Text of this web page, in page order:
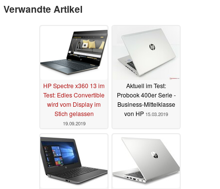
Verwandte Artikel
HP Spectre x360 13 im
Test: Edles Convertible
wird vom Display im
Stich gelassen
19.09.2019
Aktuell im Test:
Probook 400er Serie -
Business-Mittelklasse
von HP 15.03.2019